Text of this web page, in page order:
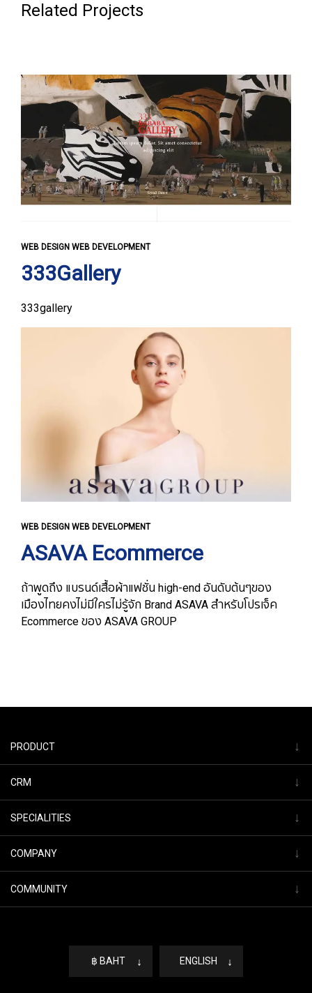
Related Projects
WEB DESIGN WEB DEVELOPMENT
333Gallery
333gallery
WEB DESIGN WEB DEVELOPMENT
ASAVA Ecommerce
ถ้าพูดถึง แบรนด์เสื้อผ้าแฟชั่น high-end อันดับต้นๆของ
เมืองไทยคงไม่มีใครไม่รู้จัก Brand ASAVA สำหรับโปรเจ็ค
Ecommerce ของ ASAVA GROUP
฿ BAHT ↓ ENGLISH ↓
PRODUCT ↓
CRM ↓
SPECIALITIES ↓
COMPANY ↓
COMMUNITY ↓